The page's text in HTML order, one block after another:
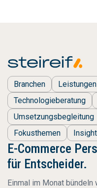
Branchen Leistungen
Technologieberatung
Umsetzungsbegleitung
Fokusthemen
E-Commerce
für Entscheider.
Einmal im Monat